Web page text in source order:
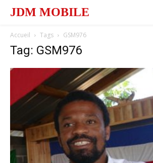
JDM MOBILE
Accueil Tags GSM976
Tag: GSM976